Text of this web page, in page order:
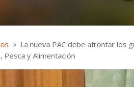
9 La nueva PAC debe afrontar los
Pesca y Alimentación